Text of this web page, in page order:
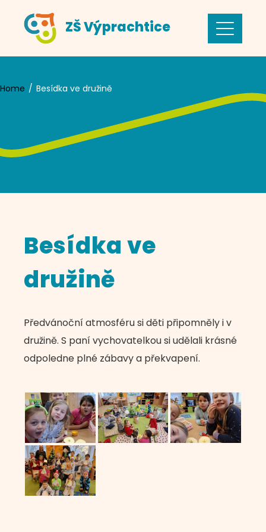
content
ZŠ Výprachtice
Home Besídka ve družině
Besídka ve
družině
Předvánoční atmosféru si děti připomněly i v
družině. S paní vychovatelkou si udělali krásné
odpoledne plné zábavy a překvapení.